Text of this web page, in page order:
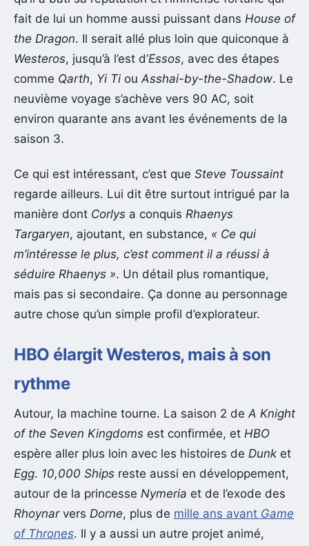
fait de lui un homme aussi puissant dans House of
the Dragon. Il serait allé plus loin que quiconque à
Westeros, jusqu’à l’est d’Essos, avec des étapes
comme Qarth, Yi Ti ou Asshai-by-the-Shadow. Le
neuvième voyage s’achève vers 90 AC, soit
environ quarante ans avant les événements de la
saison 3.
Ce qui est intéressant, c’est que Steve Toussaint
regarde ailleurs. Lui dit être surtout intrigué par la
manière dont Corlys a conquis Rhaenys
Targaryen, ajoutant, en substance, « Ce qui
m’intéresse le plus, c’est comment il a réussi à
séduire Rhaenys ». Un détail plus romantique,
mais pas si secondaire. Ça donne au personnage
autre chose qu’un simple profil d’explorateur.
HBO élargit Westeros, mais à son
rythme
Autour, la machine tourne. La saison 2 deA Knight
of the Seven Kingdoms est confirmée, et HBO
espère aller plus loin avec les histoires de Dunk et
Egg. 10,000 Ships reste aussi en développement,
autour de la princesse Nymeria et de l’exode des
Rhoynarvers Dorne, plus de mille ans avant Game
of Thrones. Il y a aussi un autre projet animé,